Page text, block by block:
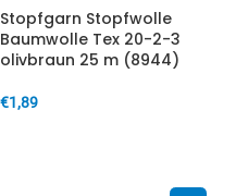
Stopfgarn Stopfwolle
Baumwolle Tex 20-2-3
olivbraun 25 m (8944)
€1,89